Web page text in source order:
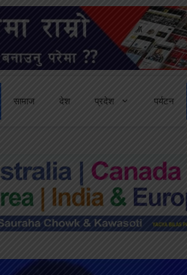
सामाज देश प्रदेश पर्यटन